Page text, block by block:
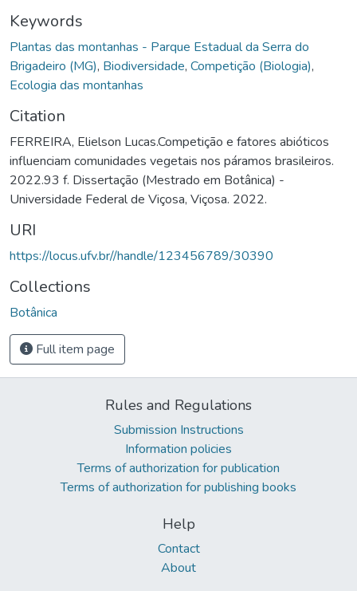
Keywords
Plantas das montanhas - Parque Estadual da Serra do
Brigadeiro (MG), Biodiversidade, Competição (Biologia),
Ecologia das montanhas
Citation
FERREIRA, Elielson Lucas.Competição e fatores abióticos
influenciam comunidades vegetais nos páramos brasileiros.
2022.93 f. Dissertação (Mestrado em Botânica) -
Universidade Federal de Viçosa, Viçosa. 2022.
URI
https://locus.ufv.br//handle/123456789/30390
Collections
Botânica
Full item page
Rules and Regulations
Submission Instructions
Information policies
Terms of authorization for publication
Terms of authorization for publishing books
Help
Contact
About